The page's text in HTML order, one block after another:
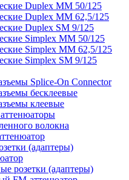
Duplex MM 50/125
Duplex MM 62,5/125
Duplex SM 9/125
Simplex MM 50/125
Simplex MM 62,5/125
Simplex SM 9/125
Splice-On Connector
бесклеевые
клеевые
волокна
(адаптеры)
розетки (адаптеры)